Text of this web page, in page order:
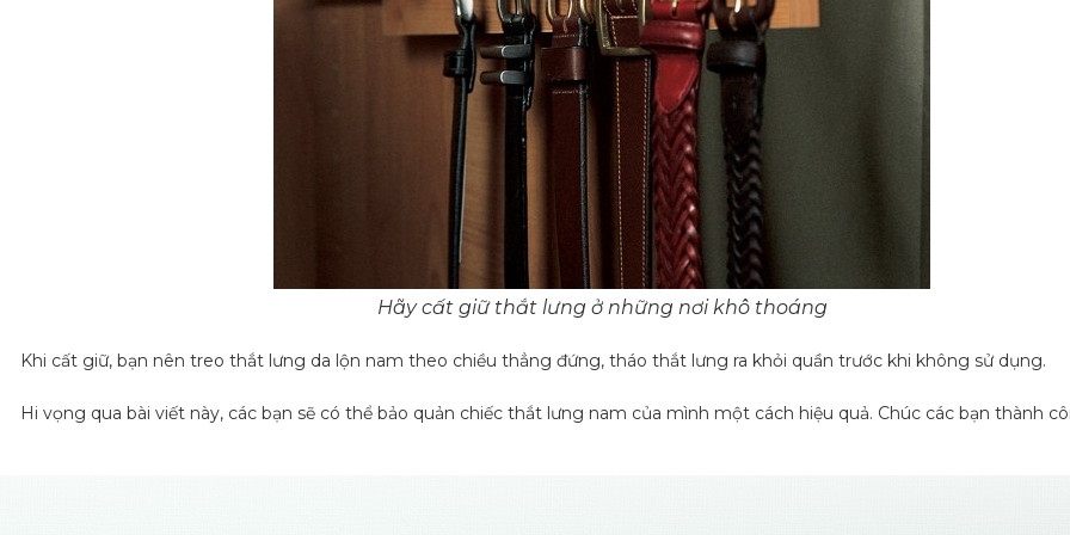
Hãy cất giữ thắt lưng ở những nơi khô thoáng
Khi cất giữ, bạn nên treo thắt lưng da lộn nam theo chiều thẳng đứng, tháo thắt lưng ra khỏi quần trước khi không sử dụng.
Hi vọng qua bài viết này, các bạn sẽ có thể bảo quản chiếc thắt lưng nam của mình một cách hiệu quả. Chúc các bạn thành